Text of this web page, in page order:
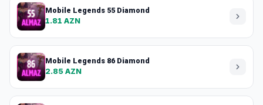
Mobile Legends 55 Diamond
1.81 AZN
Mobile Legends 86 Diamond
2.85 AZN